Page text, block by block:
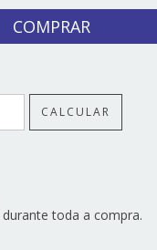
CALCULAR
toda a compra.